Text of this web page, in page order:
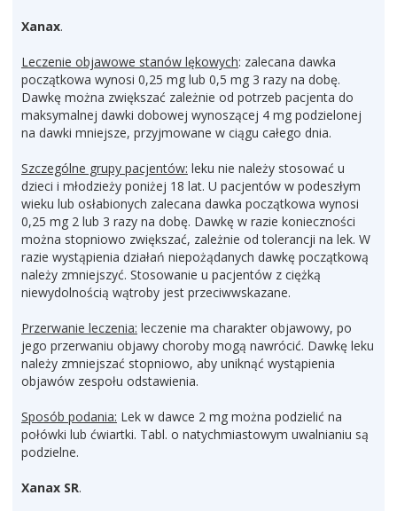
Xanax.
Leczenie objawowe stanów lękowych: zalecana dawka
początkowa wynosi 0,25 mg lub 0,5 mg 3 razy na dobę.
Dawkę można zwiększać zależnie od potrzeb pacjenta do
maksymalnej dawki dobowej wynoszącej 4 mg podzielonej
na dawki mniejsze, przyjmowane w ciągu całego dnia.
Szczególne grupy pacjentów: leku nie należy stosować u
dzieci i młodzieży poniżej 18 lat. U pacjentów w podeszłym
wieku lub osłabionych zalecana dawka początkowa wynosi
0,25 mg 2 lub 3 razy na dobę. Dawkę w razie konieczności
można stopniowo zwiększać, zależnie od tolerancji na lek. W
razie wystąpienia działań niepożądanych dawkę początkową
należy zmniejszyć. Stosowanie u pacjentów z ciężką
niewydolnością wątroby jest przeciwwskazane.
Przerwanie leczenia: leczenie ma charakter objawowy, po
jego przerwaniu objawy choroby mogą nawrócić. Dawkę leku
należy zmniejszać stopniowo, aby uniknąć wystąpienia
objawów zespołu odstawienia.
Sposób podania: Lek w dawce 2 mg można podzielić na
połówki lub ćwiartki. Tabl. o natychmiastowym uwalnianiu są
podzielne.
Xanax SR.